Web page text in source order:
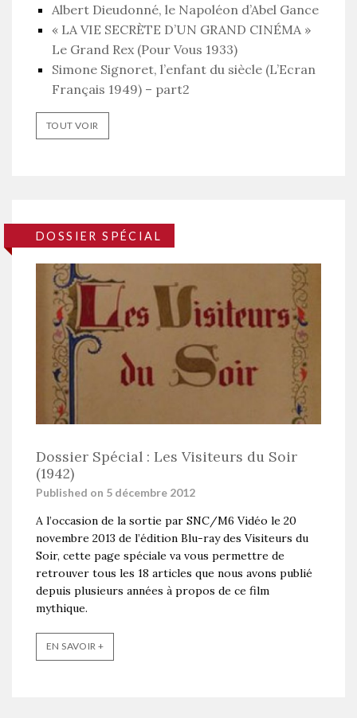
Albert Dieudonné, le Napoléon d’Abel Gance
« LA VIE SECRÈTE D’UN GRAND CINÉMA »
Le Grand Rex (Pour Vous 1933)
Simone Signoret, l’enfant du siècle (L’Ecran
Français 1949) – part2
TOUT VOIR
DOSSIER SPÉCIAL
Dossier Spécial : Les Visiteurs du Soir
(1942)
Published on 5 décembre 2012
A l’occasion de la sortie par SNC/M6 Vidéo le 20
novembre 2013 de l’édition Blu-ray des Visiteurs du
Soir, cette page spéciale va vous permettre de
retrouver tous les 18 articles que nous avons publié
depuis plusieurs années à propos de ce film
mythique.
EN SAVOIR +